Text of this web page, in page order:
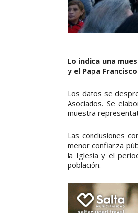
Lo indica una
y el Papa
Los datos se
Asociados. Se
muestra
Las conclusiones
menor confianza
la Iglesia y el
población.